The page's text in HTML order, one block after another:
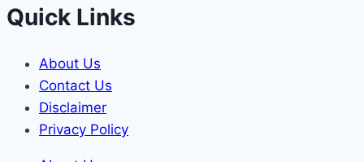
Quick Links
About Us
Contact Us
Disclaimer
Privacy Policy